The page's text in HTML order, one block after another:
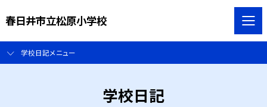
春日井市立松原小学校
学校日記メニュー
学校日記